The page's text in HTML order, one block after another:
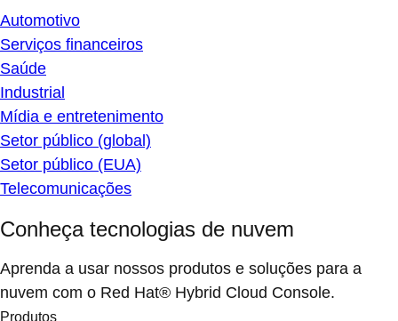
Automotivo
Serviços financeiros
Saúde
Industrial
Mídia e entretenimento
Setor público (global)
Setor público (EUA)
Telecomunicações
Conheça tecnologias de nuvem
Aprenda a usar nossos produtos e soluções para a
nuvem com o Red Hat® Hybrid Cloud Console.
Produtos